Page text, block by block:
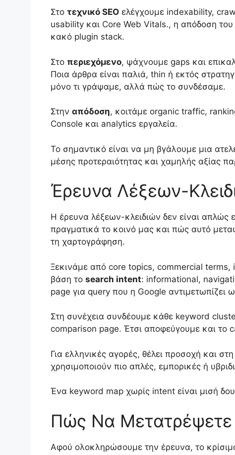
Στο τεχνικό SEO ελέγχουμε indexability,
usability και Core Web Vitals., η απόδοση
κακό plugin stack.
Στο περιεχόμενο, ψάχνουμε gaps και
Ποια άρθρα είναι παλιά, thin ή εκτός
μόνο τι γράψαμε, αλλά πώς το συνδέσαμε.
Στην απόδοση, κοιτάμε organic traffic,
Console και analytics εργαλεία.
Το σημαντικό είναι να μη βγάλουμε μια
μέσης προτεραιότητας και χαμηλής αξίας
Έρευνα Λέξεων-
Η έρευνα λέξεων-κλειδιών δεν είναι απλώς
πραγματικά το κοινό μας και πώς αυτό
τη χαρτογράφηση.
Ξεκινάμε από core topics, commercial terms,
βάση το search intent: informational,
page για query που η Google
Στη συνέχεια συνδέουμε κάθε keyword
comparison page. Έτσι αποφεύγουμε και το
Για ελληνικές αγορές, θέλει προσοχή και
χρησιμοποιούν πιο απλές, εμπορικές ή
Ένα keyword map χωρίς intent είναι μισή
Πώς Να Μετατρέψετε
Αφού ολοκληρώσουμε την έρευνα, το